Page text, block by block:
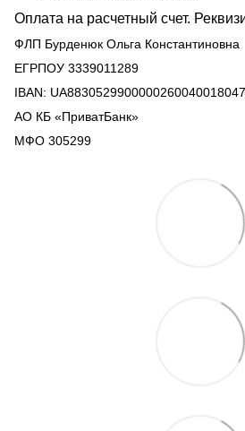
Оплата на расчетный счет.
ФЛП Бурденюк Ольга Константиновна
ЕГРПОУ 3339011289
IBAN:
АО КБ «ПриватБанк»
МФО 305299